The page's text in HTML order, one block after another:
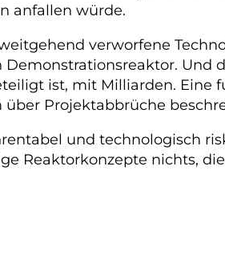
anfallen würde.
verworfene
Und
ist, mit Milliarden. Eine
Projektabbrüche
und technologisch
Reaktorkonzepte nichts,